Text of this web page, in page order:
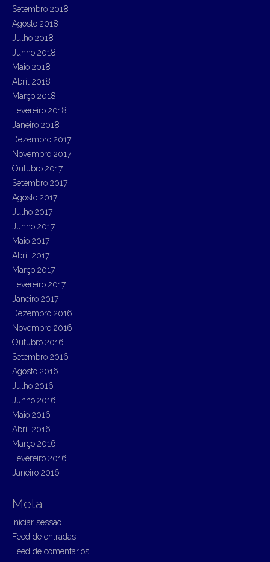
Setembro 2018
Agosto 2018
Julho 2018
Junho 2018
Maio 2018
Abril 2018
Março 2018
Fevereiro 2018
Janeiro 2018
Dezembro 2017
Novembro 2017
Outubro 2017
Setembro 2017
Agosto 2017
Julho 2017
Junho 2017
Maio 2017
Abril 2017
Março 2017
Fevereiro 2017
Janeiro 2017
Dezembro 2016
Novembro 2016
Outubro 2016
Setembro 2016
Agosto 2016
Julho 2016
Junho 2016
Maio 2016
Abril 2016
Março 2016
Fevereiro 2016
Janeiro 2016
Meta
Iniciar sessão
Feed de entradas
Feed de comentários